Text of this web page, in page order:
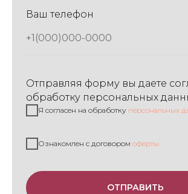
Ваш телефон
Отправляя форму вы даете
обработку персональных
Я согласен на обработку персональных
Ознакомлен с договором оферты
ОТПРАВИТЬ